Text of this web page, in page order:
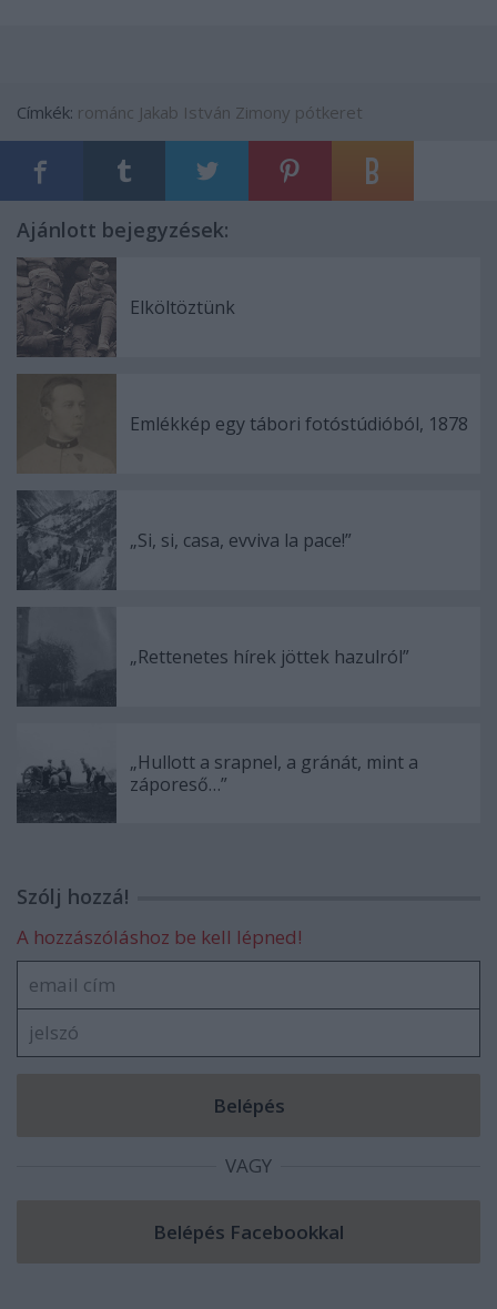
Címkék: románc Jakab István Zimony pótkeret
Ajánlott bejegyzések:
Elköltöztünk
Emlékkép egy tábori fotóstúdióból, 1878
„Si, si, casa, evviva la pace!”
„Rettenetes hírek jöttek hazulról”
„Hullott a srapnel, a gránát, mint a
záporeső…”
Szólj hozzá!
A hozzászóláshoz be kell lépned!
VAGY